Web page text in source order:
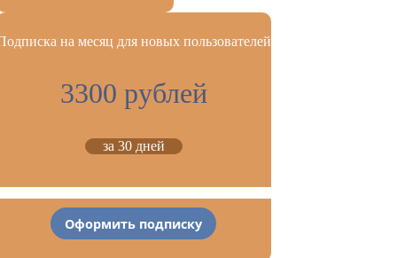
на месяц для новых пользователей
3300 рублей
за 30 дней
Оформить подписку